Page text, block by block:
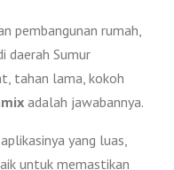
pembangunan rumah,
daerah Sumur
tahan lama, kokoh
adalah jawabannya.
yang luas,
untuk memastikan